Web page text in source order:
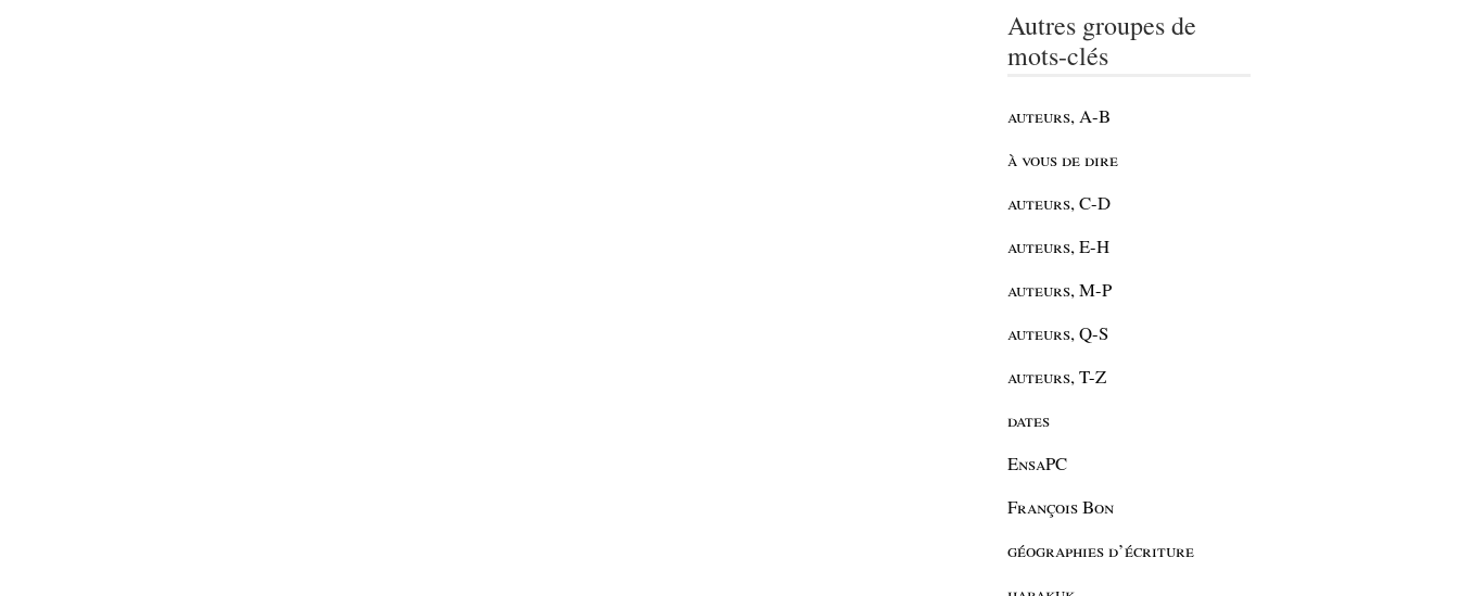
Autres groupes de
mots-clés
auteurs, A-B
à vous de dire
auteurs, C-D
auteurs, E-H
auteurs, M-P
auteurs, Q-S
auteurs, T-Z
dates
EnsaPC
François Bon
géographies d’écriture